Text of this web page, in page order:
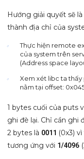
Hướng giải quyết sẽ
thành địa chỉ của
Thực hiện remote
của system trên
(Address space
Xem xét libc ta thấy
nằm tại offset:
1 bytes cuối của puts
ghi đè lại. Chỉ cần ghi
2 bytes là 0011 (0x3)
tương ứng với 1/4096